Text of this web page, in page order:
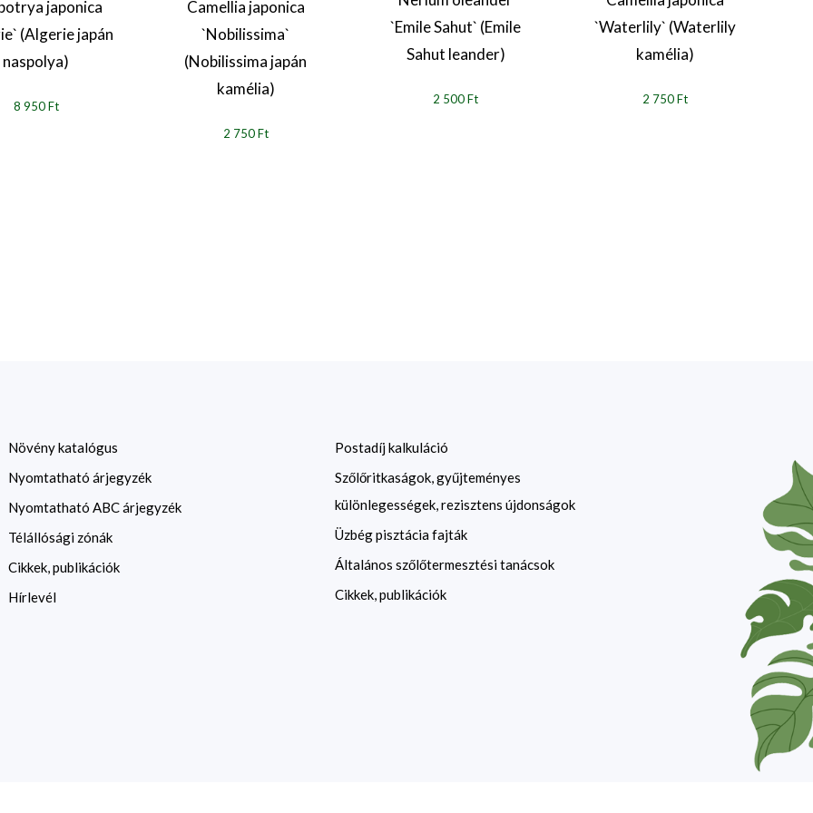
japonica
(Algerie japán
naspolya)
8 950 Ft
Camellia japonica
`Nobilissima`
(Nobilissima japán
kamélia)
2 750 Ft
`Emile Sahut` (Emile
Sahut leander)
2 500 Ft
`Waterlily` (Waterlily
kamélia)
2 750 Ft
Növény katalógus
Nyomtatható árjegyzék
Nyomtatható ABC árjegyzék
Télállósági zónák
Cikkek, publikációk
Hírlevél
Postadíj kalkuláció
Szőlőritkaságok, gyűjteményes
különlegességek, rezisztens újdonságok
Üzbég pisztácia fajták
Általános szőlőtermesztési tanácsok
Cikkek, publikációk